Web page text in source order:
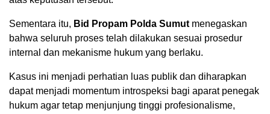
Sementara itu, Bid Propam Polda Sumut menegaskan
bahwa seluruh proses telah dilakukan sesuai prosedur
internal dan mekanisme hukum yang berlaku.
Kasus ini menjadi perhatian luas publik dan diharapkan
dapat menjadi momentum introspeksi bagi aparat penegak
hukum agar tetap menjunjung tinggi profesionalisme,